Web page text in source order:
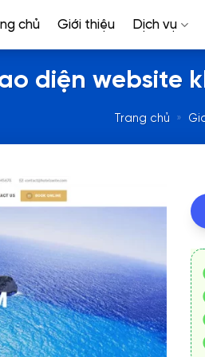
chủ Giới thiệu Dịch vụ
diện website
Trang chủ »